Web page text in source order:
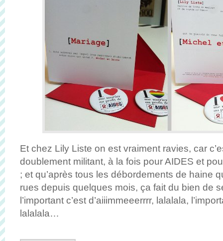
Et chez Lily Liste on est vraiment ravies, car
doublement militant, à la fois pour AIDES et
; et qu’après tous les débordements de haine
rues depuis quelques mois, ça fait du bien de
l’important c’est d’aiiimmeeerrrr, lalalala,
lalalala…